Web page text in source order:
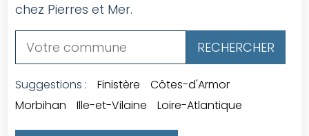
chez Pierres et Mer.
Suggestions : Finistère
Côtes-d'Armor
Morbihan
Ille-et-Vilaine Loire-Atlantique